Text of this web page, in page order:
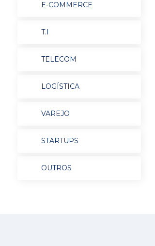
E-COMMERCE
T.I
TELECOM
LOGÍSTICA
VAREJO
STARTUPS
OUTROS